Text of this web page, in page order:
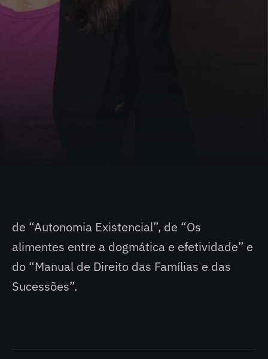
de “Autonomia Existencial”, de “Os
alimentes entre a dogmática e efetividade” e
do “Manual de Direito das Famílias e das
Sucessões”.